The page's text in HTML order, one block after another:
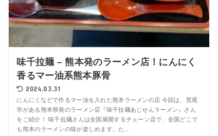
味千拉麺 – 熊本発のラーメン店！にんにく
香るマー油系熊本豚骨
2024.03.31
にんにくなどで作るマー油を入れた熊本ラーメンの店 今回は、荒尾
市がある熊本県発のラーメン店『味千拉麺あじせんラーメン』さん
をご紹介！ 味千拉麺さんは全国展開するチェーン店で、全国どこで
も熊本のラーメンの味が楽しめます。た...